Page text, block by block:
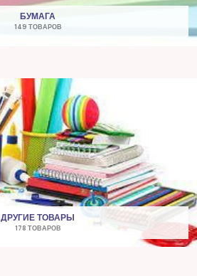
БУМАГА
149 ТОВАРОВ
ДРУГИЕ ТОВАРЫ
178 ТОВАРОВ